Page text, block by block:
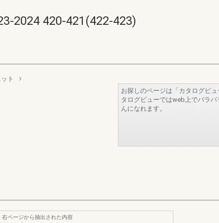
2024 420-421(422-423)
ト
お探しのページは「カタログビ
タログビューではweb上でパラ
んになれます。
右ページから抽出された内容